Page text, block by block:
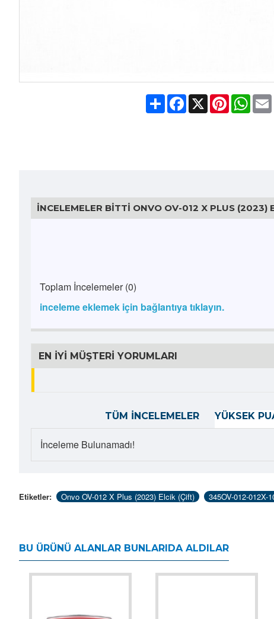
ShareFacebook
X Pinterest
İNCELEMELER BITTI ONVO OV-012 X PLUS (2023)
Toplam İncelemeler (0)
inceleme eklemek için bağlantıya tıklayın.
EN İYI MÜŞTERI YORUMLARI
TÜM İNCELEMELER YÜKSEK
İnceleme Bulunamadı!
Etiketler: Onvo OV-012 X Plus (2023) Elcik (Çift) 345OV-012-012X-
BU ÜRÜNÜ ALANLAR BUNLARIDA ALDILAR